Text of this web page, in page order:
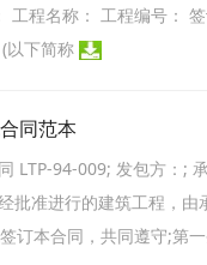
工程名称： 工程编号：
以下简称
同范本
LTP-94-009; 发包方：;
批准进行的建筑工程，
订本合同，共同遵守;第